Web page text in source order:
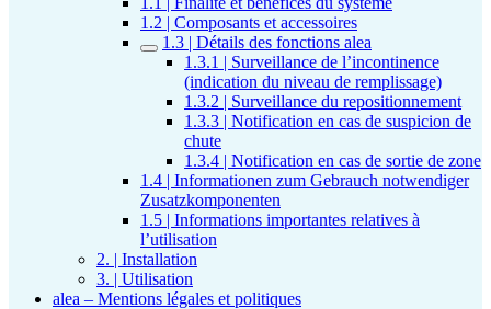
1.2 | Composants et accessoires
1.3 | Détails des fonctions alea
1.3.1 | Surveillance de l’incontinence
(indication du niveau de remplissage)
1.3.2 | Surveillance du repositionnement
1.3.3 | Notification en cas de suspicion de
chute
1.3.4 | Notification en cas de sortie de zone
1.4 | Informationen zum Gebrauch notwendiger
Zusatzkomponenten
1.5 | Informations importantes relatives à
l’utilisation
2. | Installation
3. | Utilisation
alea – Mentions légales et politiques